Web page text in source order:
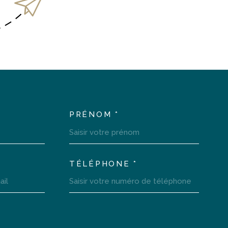
PRÉNOM *
TÉLÉPHONE *